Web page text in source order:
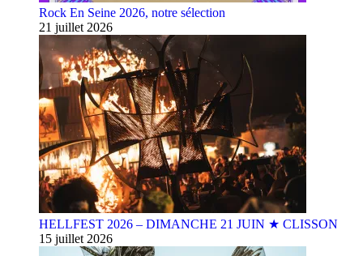
Rock En Seine 2026, notre sélection
21 juillet 2026
HELLFEST 2026 – DIMANCHE 21 JUIN ★ CLISSON
15 juillet 2026